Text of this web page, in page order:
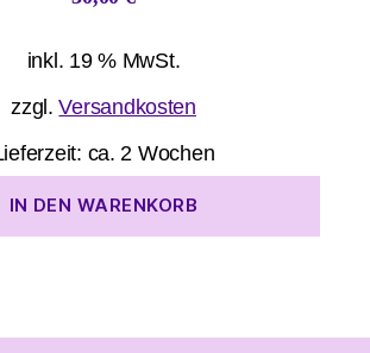
inkl. 19 % MwSt.
zzgl.Versandkosten
ca. 2 Wochen
IN DEN WARENKORB